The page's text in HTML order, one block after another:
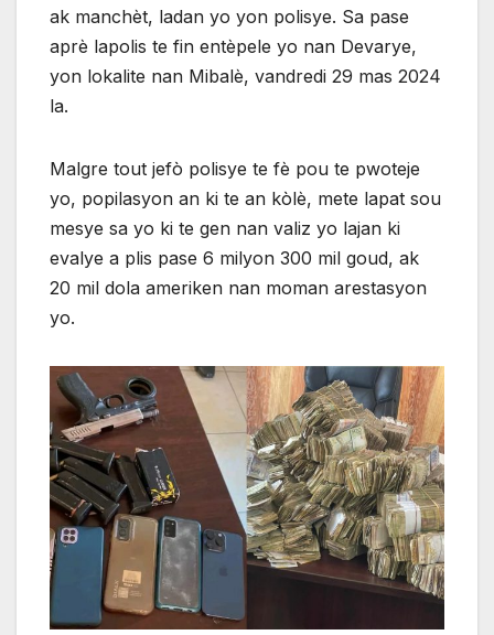
ak manchèt, ladan yo yon polisye. Sa pase
aprè lapolis te fin entèpele yo nan Devarye,
yon lokalite nan Mibalè, vandredi 29 mas 2024
la.
Malgre tout jefò polisye te fè pou te pwoteje
yo, popilasyon an ki te an kòlè, mete lapat sou
mesye sa yo ki te gen nan valiz yo lajan ki
evalye a plis pase 6 milyon 300 mil goud, ak
20 mil dola ameriken nan moman arestasyon
yo.